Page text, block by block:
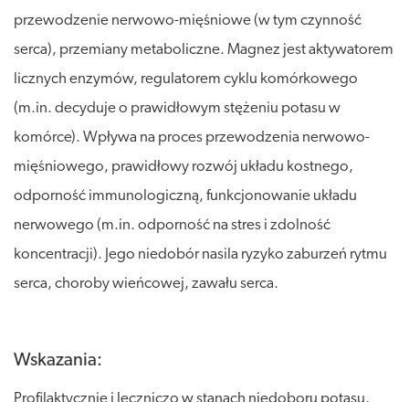
przewodzenie nerwowo-mięśniowe (w tym czynność
serca), przemiany metaboliczne. Magnez jest aktywatorem
licznych enzymów, regulatorem cyklu komórkowego
(m.in. decyduje o prawidłowym stężeniu potasu w
komórce). Wpływa na proces przewodzenia nerwowo-
mięśniowego, prawidłowy rozwój układu kostnego,
odporność immunologiczną, funkcjonowanie układu
nerwowego (m.in. odporność na stres i zdolność
koncentracji). Jego niedobór nasila ryzyko zaburzeń rytmu
serca, choroby wieńcowej, zawału serca.
Wskazania:
Profilaktycznie i leczniczo w stanach niedoboru potasu,